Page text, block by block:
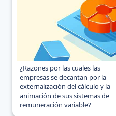
¿Razones por las cuales las
empresas se decantan por la
externalización del cálculo y la
animación de sus sistemas de
remuneración variable?